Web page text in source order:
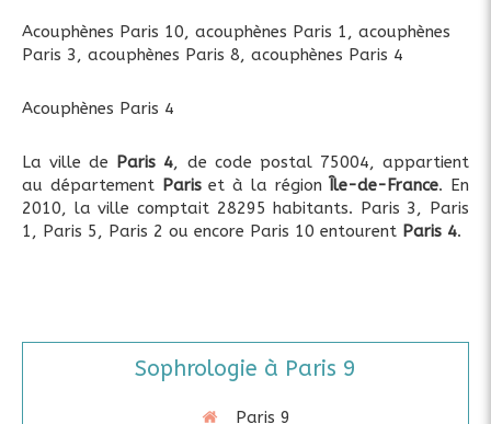
Acouphènes Paris 10, acouphènes Paris 1, acouphènes
Paris 3, acouphènes Paris 8, acouphènes Paris 4
Acouphènes Paris 4
La ville de Paris 4, de code postal 75004, appartient
au département Pariset à la régionÎle-de-France. En
2010, la ville comptait 28295 habitants. Paris 3, Paris
1, Paris 5, Paris 2 ou encore Paris 10 entourent Paris 4.
Sophrologie à Paris 9
Paris 9